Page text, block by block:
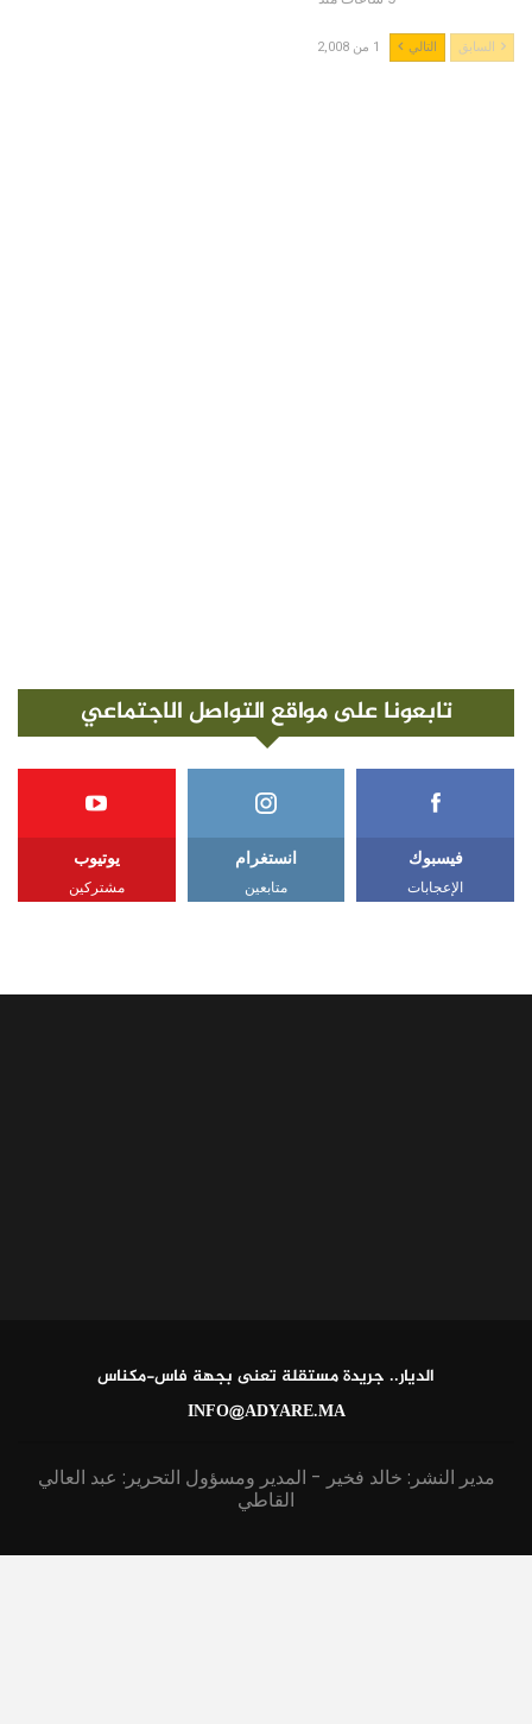
السابق التالي 1 من 2,008
تابعونا على مواقع التواصل الاجتماعي
فيسبوك
الإعجابات
انستغرام
متابعين
يوتيوب
مشتركين
الديار.. جريدة مستقلة تعنى بجهة فاس-مكناس
INFO@ADYARE.MA
مدير النشر: خالد فخير - المدير ومسؤول التحرير: عبد العالي
القاطي